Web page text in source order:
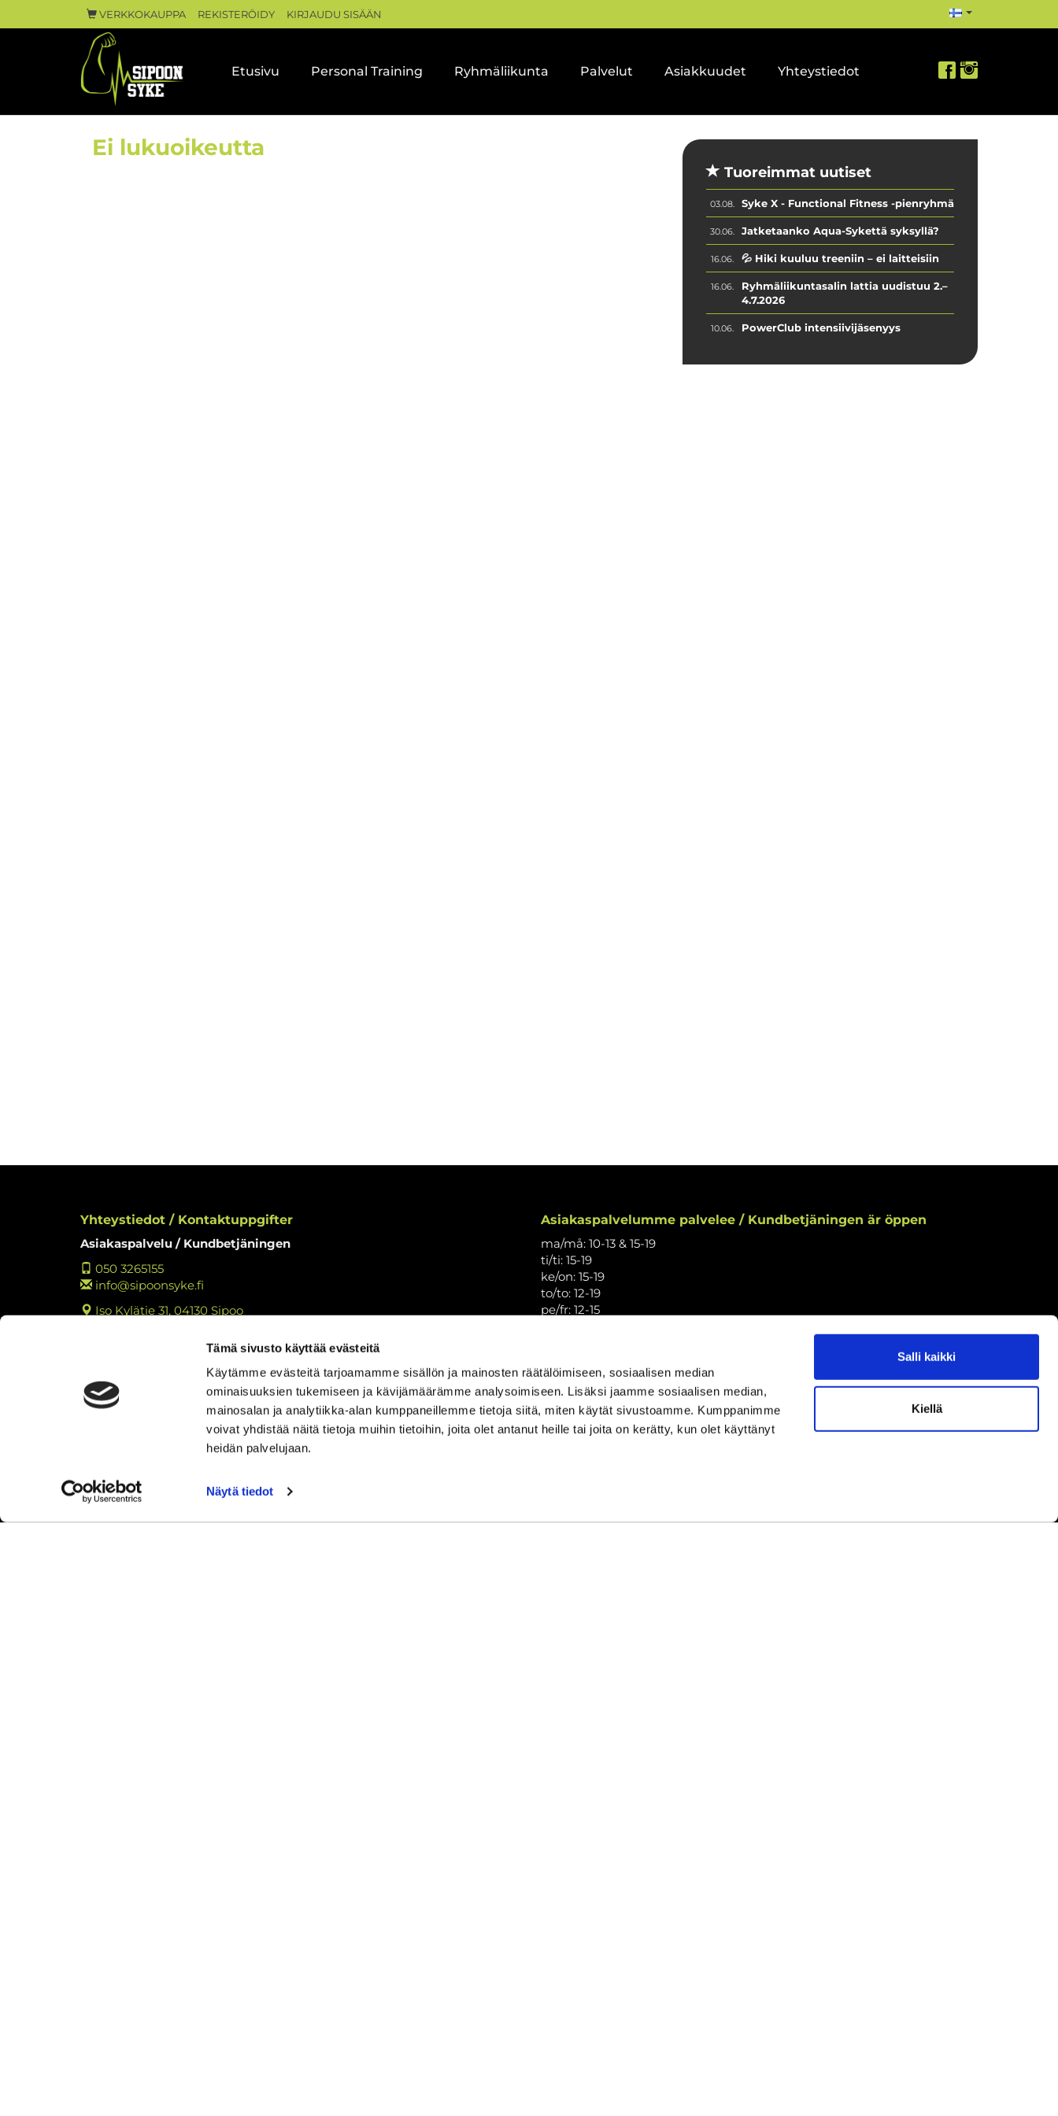
Tämä sivusto käyttää evästeitä
Käytämme evästeitä tarjoamamme sisällön ja mainosten räätälöimiseen, sosiaalisen median
ominaisuuksien tukemiseen ja kävijämäärämme analysoimiseen. Lisäksi jaamme sosiaalisen median,
mainosalan ja analytiikka-alan kumppaneillemme tietoja siitä, miten käytät sivustoamme. Kumppanimme
voivat yhdistää näitä tietoja muihin tietoihin, joita olet antanut heille tai joita on kerätty, kun olet käyttänyt
heidän palvelujaan.
Näytä tiedot
Salli kaikki
Kiellä
VERKKOKAUPPA REKISTERÖIDY KIRJAUDU SISÄÄN
Etusivu Personal Training Ryhmäliikunta Palvelut Asiakkuudet Yhteystiedot
Ei lukuoikeutta
Tuoreimmat uutiset
03.08. Syke X - Functional Fitness -pienryhmä
30.06. Jatketaanko Aqua-Sykettä syksyllä?
16.06. 💦 Hiki kuuluu treeniin – ei laitteisiin
16.06.
Ryhmäliikuntasalin lattia uudistuu 2.–
4.7.2026
10.06. PowerClub intensiivijäsenyys
Yhteystiedot / Kontaktuppgifter
Asiakaspalvelu / Kundbetjäningen
050 3265155
info@sipoonsyke.fi
Iso Kylätie 31, 04130 Sipoo
Tulosta rekisteritietojen tarkastuslomake
Kokemuksia Sipoon Syke
Asiakaspalvelumme palvelee / Kundbetjäningen är öppen
ma/må: 10-13 & 15-19
ti/ti: 15-19
ke/on: 15-19
to/to: 12-19
pe/fr: 12-15
Puhelintiedusteluihin vastaamme asiakaspalvelun aukioloaikoina.
Vi svarar på telefonförfrågningar under kundbetjäningens öppettider.
Tarkistathan mahdolliset muutokset aukioloaikoihin
Vänligen kontrollera eventuella ändringar av öppettiderna